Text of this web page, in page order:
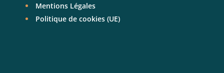
Mentions Légales
Politique de cookies (UE)